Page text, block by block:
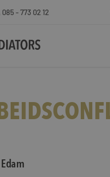
085 - 773 02 12